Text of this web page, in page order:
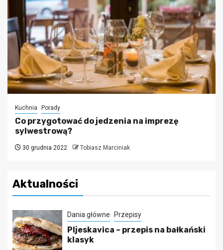
Kuchnia Porady
Co przygotować do jedzenia na imprezę
sylwestrową?
30 grudnia 2022 Tobiasz Marciniak
Aktualności
Dania główne Przepisy
Pljeskavica – przepis na bałkański
klasyk